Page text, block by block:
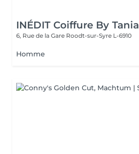
INÉDIT Coiffure By Tania
6, Rue de la Gare Roodt-sur-Syre L-6910
Homme